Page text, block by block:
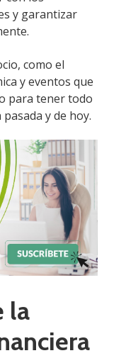
y garantizar
como el
y eventos que
para tener todo
y de hoy.
la